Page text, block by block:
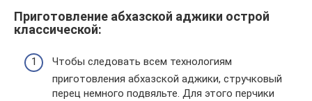
Приготовление абхазской аджики острой
классической:
Чтобы следовать всем технологиям
приготовления абхазской аджики, стручковый
перец немного подвяльте. Для этого перчики